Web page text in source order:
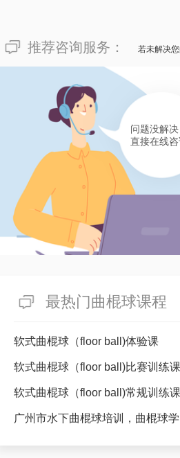
推荐咨询服务： 若未解决
问题没解决
直接在线咨
最热门曲棍球课程
软式曲棍球（floor ball)体验课
软式曲棍球（floor ball)比赛训练课
软式曲棍球（floor ball)常规训练课
广州市水下曲棍球培训，曲棍球